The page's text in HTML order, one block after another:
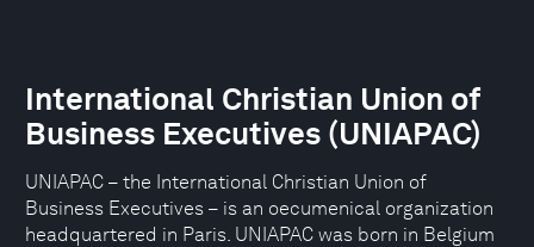
International Christian Union of
Business Executives (UNIAPAC)
UNIAPAC – the International Christian Union of
Business Executives – is an oecumenical organization
headquartered in Paris. UNIAPAC was born in Belgium